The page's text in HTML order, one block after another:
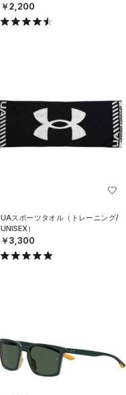
￥2,200
UAスポーツタオル（トレーニング/
UNISEX）
￥3,300